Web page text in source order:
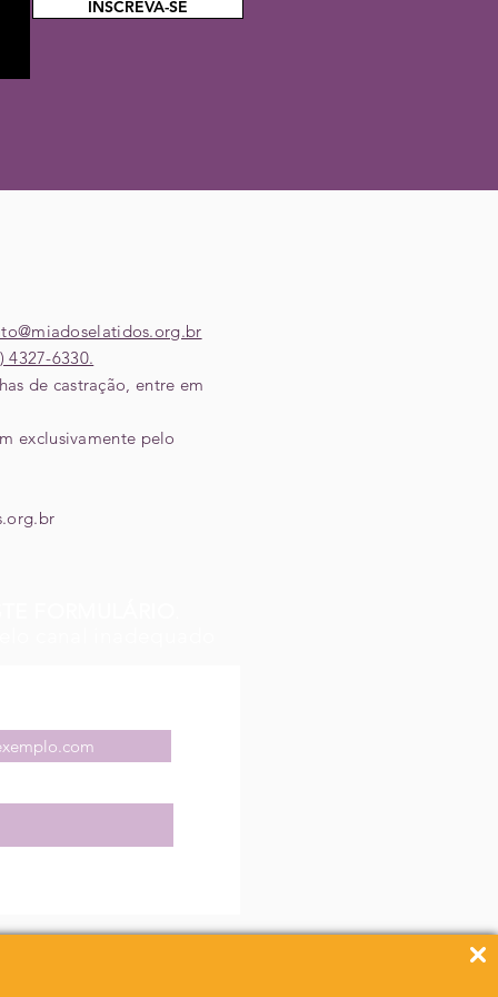
INSCREVA-SE
‎4327-6330.
de castração, entre em
exclusivamente pelo